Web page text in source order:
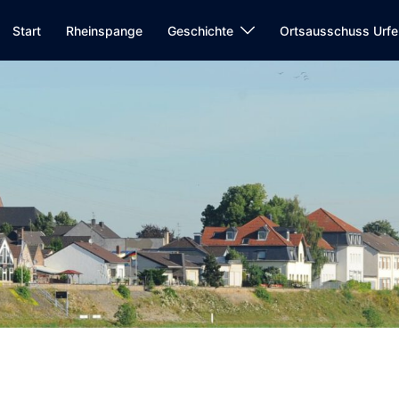
Start Rheinspange Geschichte Ortsausschuss